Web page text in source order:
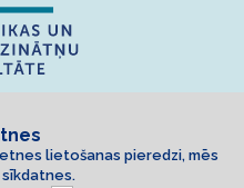
lietošanas pieredzi, mēs